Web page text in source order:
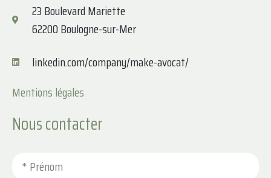
23 Boulevard Mariette
62200 Boulogne-sur-Mer
linkedin.com/company/make-avocat/
Mentions légales
Nous contacter